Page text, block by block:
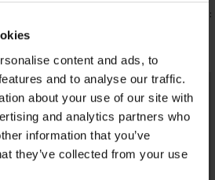
content and ads, to
and to analyse our traffic.
about your use of our site with
and analytics partners who
information that you’ve
they’ve collected from your use
kód:
podobné kúsky
LIMITED